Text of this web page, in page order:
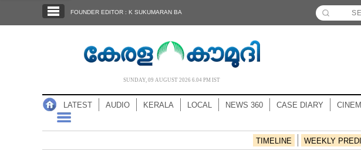
NOTIFIED NEWS
FOUNDER EDITOR : K SUKUMARAN BA
SUNDAY, 09 AUGUST 2026 6.04 PM IST
LATEST AUDIO KERALA LOCAL NEWS 360 CASE DIARY
TIMELINE WEEKLY